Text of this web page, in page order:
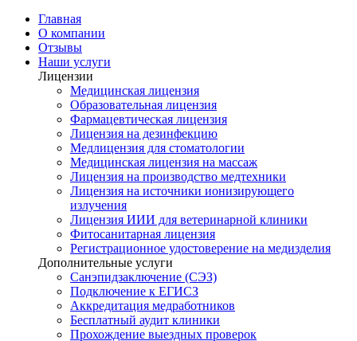
Главная
О компании
Отзывы
Наши услуги
Лицензии
Медицинская лицензия
Образовательная лицензия
Фармацевтическая лицензия
Лицензия на дезинфекцию
Медлицензия для стоматологии
Медицинская лицензия на массаж
Лицензия на производство медтехники
Лицензия на источники ионизирующего
излучения
Лицензия ИИИ для ветеринарной клиники
Фитосанитарная лицензия
Регистрационное удостоверение на медизделия
Дополнительные услуги
Санэпидзаключение (СЭЗ)
Подключение к ЕГИСЗ
Аккредитация медработников
Бесплатный аудит клиники
Прохождение выездных проверок